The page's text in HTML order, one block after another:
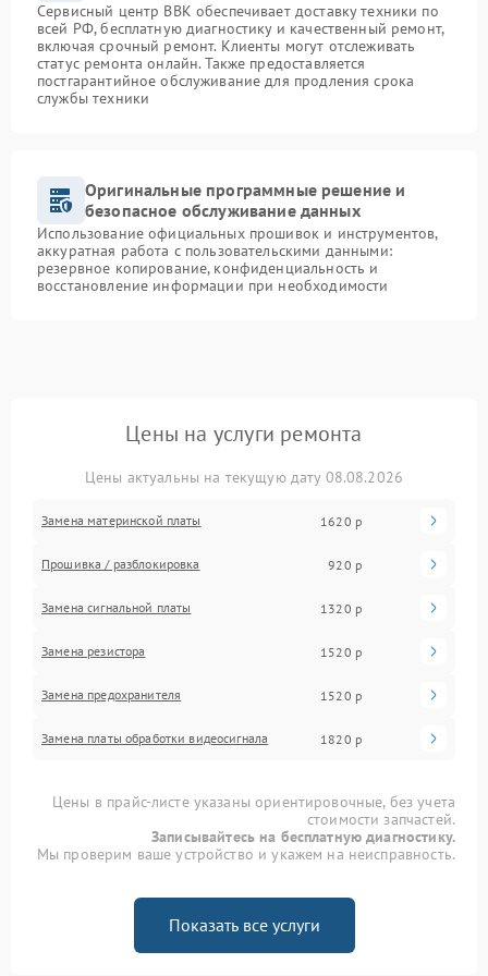
Сервисный центр BBK обеспечивает доставку техники по
всей РФ, бесплатную диагностику и качественный ремонт,
включая срочный ремонт. Клиенты могут отслеживать
статус ремонта онлайн. Также предоставляется
постгарантийное обслуживание для продления срока
службы техники
Оригинальные программные решение и
безопасное обслуживание данных
Использование официальных прошивок и инструментов,
аккуратная работа с пользовательскими данными:
резервное копирование, конфиденциальность и
восстановление информации при необходимости
Цены на услуги ремонта
Цены актуальны на текущую дату 08.08.2026
Замена материнской платы 1620 р
Прошивка / разблокировка 920 р
Замена сигнальной платы 1320 р
Замена резистора 1520 р
Замена предохранителя 1520 р
Замена платы обработки видеосигнала 1820 р
Цены в прайс-листе указаны ориентировочные, без учета
стоимости запчастей.
Записывайтесь на бесплатную диагностику.
Мы проверим ваше устройство и укажем на неисправность.
Показать все услуги